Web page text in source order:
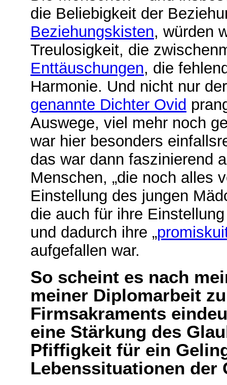
die Beliebigkeit der
Beziehungskisten, würden
Treulosigkeit, die
Enttäuschungen, die
Harmonie. Und nicht nur
genannte Dichter Ovid
Auswege, viel mehr noch
war hier besonders
das war dann faszinierend
Menschen, „die noch alles
Einstellung des jungen
die auch für ihre
und dadurch ihre „
aufgefallen war.
So scheint es nach
meiner Diplomarbeit
Firmsakraments
eine Stärkung des
Pfiffigkeit für ein
Lebenssituationen der